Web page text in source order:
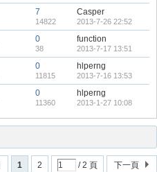
7
14822
Casper
2013-7-26 22:52
0
38
function
2013-7-17 13:51
0
11815
hlperng
2013-7-16 13:53
0
11360
hlperng
2013-1-27 10:08
1 2 / 2 頁 下一頁